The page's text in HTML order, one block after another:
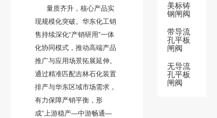
量质齐升，核心产品实
现规模化突破。华东化工销
售持续深化“产销研用”一体
化协同模式，推动高端产品
推广与应用场景拓展延伸。
通过精准匹配吉林石化装置
排产与华东区域市场需求，
有力保障产销平衡，形
成“上游稳产—中游畅通—
美标铸
钢闸阀
带导流
孔平板
闸阀
无导流
孔平板
闸阀